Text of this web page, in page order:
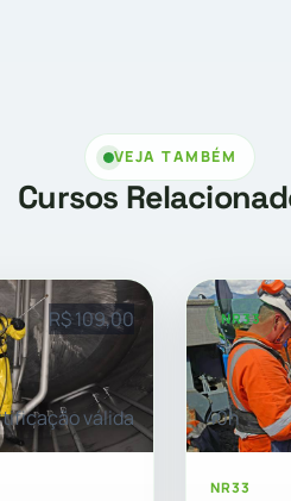
VEJA TAMBÉM
Cursos
R$ 109,00
válida
NR33
40h
NR33